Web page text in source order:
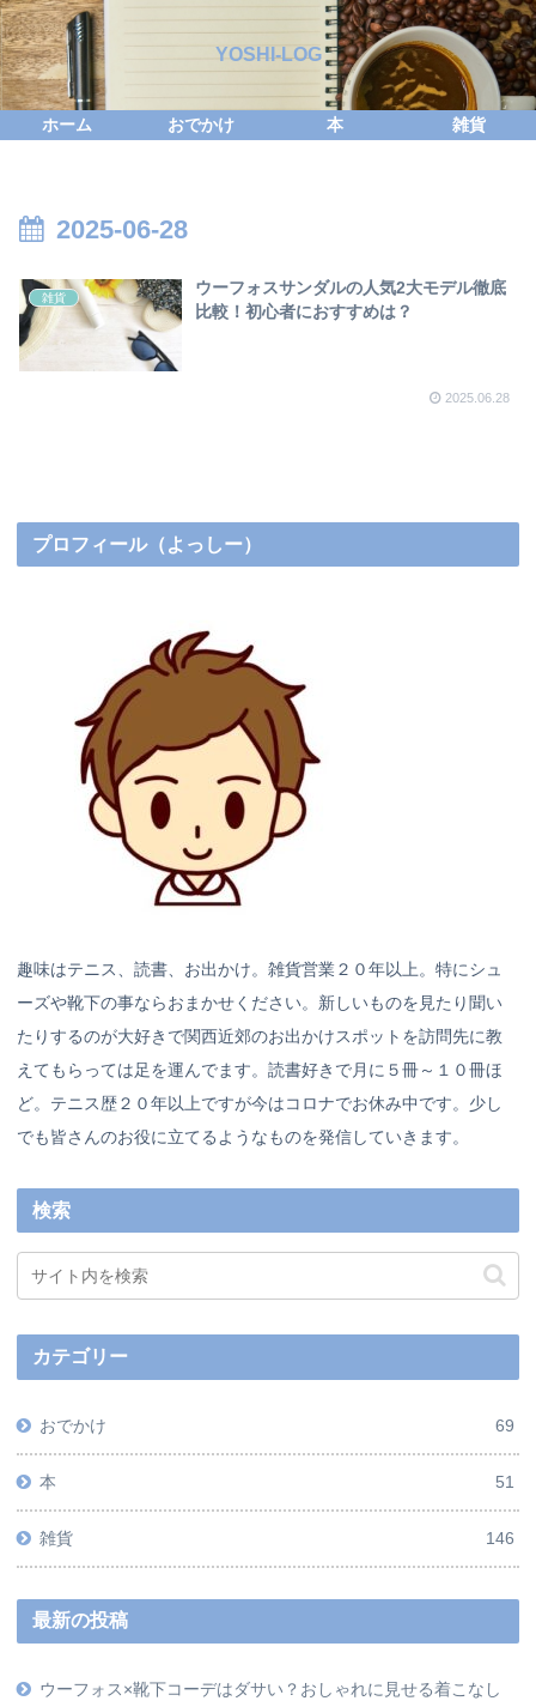
YOSHI-LOG
ホーム おでかけ 本 雑貨
2025-06-28
雑貨
ウーフォスサンダルの人気2大モデル徹底
比較！初心者におすすめは？
2025.06.28
プロフィール（よっしー）
趣味はテニス、読書、お出かけ。雑貨営業２０年以上。特にシュ
ーズや靴下の事ならおまかせください。新しいものを見たり聞い
たりするのが大好きで関西近郊のお出かけスポットを訪問先に教
えてもらっては足を運んでます。読書好きで月に５冊～１０冊ほ
ど。テニス歴２０年以上ですが今はコロナでお休み中です。少し
でも皆さんのお役に立てるようなものを発信していきます。
検索
カテゴリー
おでかけ 69
本 51
雑貨 146
最新の投稿
ウーフォス×靴下コーデはダサい？おしゃれに見せる着こなし